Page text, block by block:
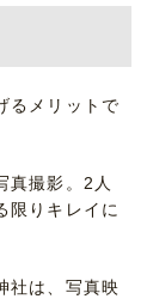
るメリットで
真撮影。2人
限りキレイに
社は、写真映